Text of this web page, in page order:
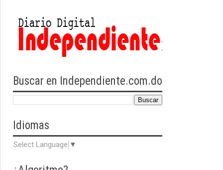
Buscar en Independiente.com.do
Idiomas
Select Language ▼